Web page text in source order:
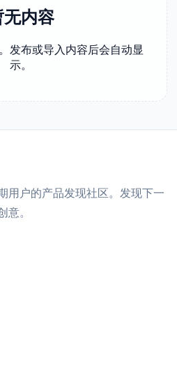
无内容
发布或导入内容后会自动显
示。
用户的产品发现社区。发现下一
。